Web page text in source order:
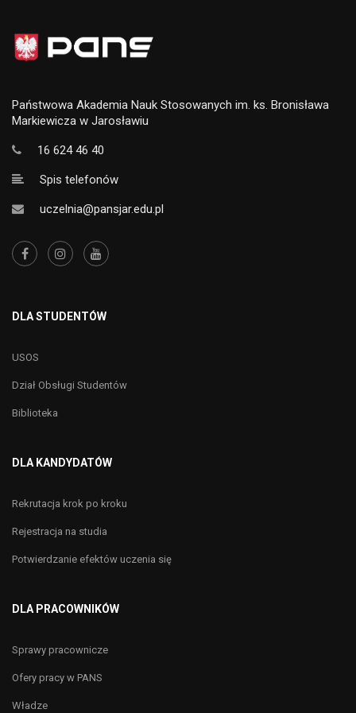
Państwowa Akademia Nauk Stosowanych im. ks. Bronisława
Markiewicza w Jarosławiu
16 624 46 40
Spis telefonów
uczelnia@pansjar.edu.pl
DLA STUDENTÓW
USOS
Dział Obsługi Studentów
Biblioteka
DLA KANDYDATÓW
Rekrutacja krok po kroku
Rejestracja na studia
Potwierdzanie efektów uczenia się
DLA PRACOWNIKÓW
Sprawy pracownicze
Ofery pracy w PANS
Władze